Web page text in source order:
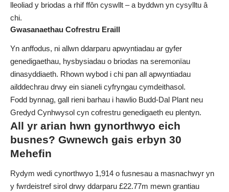
lleoliad y briodas a rhif ffôn cyswllt – a byddwn yn cysylltu â
chi.
Gwasanaethau Cofrestru Eraill
Yn anffodus, ni allwn ddarparu apwyntiadau ar gyfer
genedigaethau, hysbysiadau o briodas na seremonïau
dinasyddiaeth. Rhown wybod i chi pan all apwyntiadau
ailddechrau drwy ein sianeli cyfryngau cymdeithasol.
Fodd bynnag, gall rieni barhau i hawlio Budd-Dal Plant neu
Gredyd Cynhwysol cyn cofrestru genedigaeth eu plentyn.
All yr arian hwn gynorthwyo eich
busnes? Gwnewch gais erbyn 30
Mehefin
Rydym wedi cynorthwyo 1,914 o fusnesau a masnachwyr yn
y fwrdeistref sirol drwy ddarparu £22.77m mewn grantiau